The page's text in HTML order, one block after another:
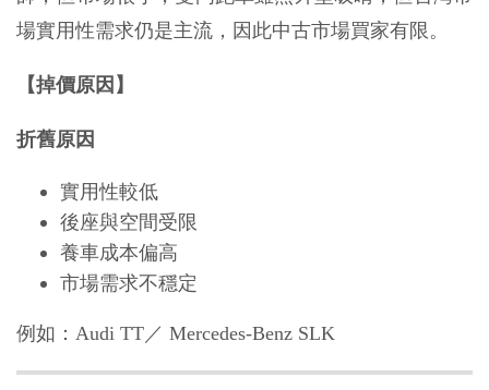
場實用性需求仍是主流，因此中古市場買家有限。
【掉價原因】
折舊原因
實用性較低
後座與空間受限
養車成本偏高
市場需求不穩定
例如：Audi TT／ Mercedes-Benz SLK